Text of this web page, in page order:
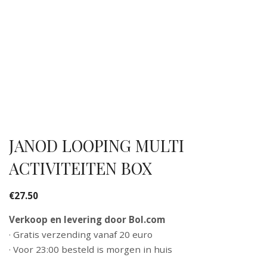
JANOD LOOPING MULTI
ACTIVITEITEN BOX
€27.50
Verkoop en levering door Bol.com
· Gratis verzending vanaf 20 euro
· Voor 23:00 besteld is morgen in huis